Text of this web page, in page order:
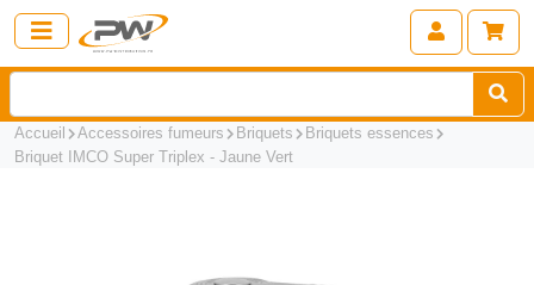
Accueil Accessoires fumeurs Briquets
Briquets essences
Briquet IMCO Super Triplex - Jaune Vert